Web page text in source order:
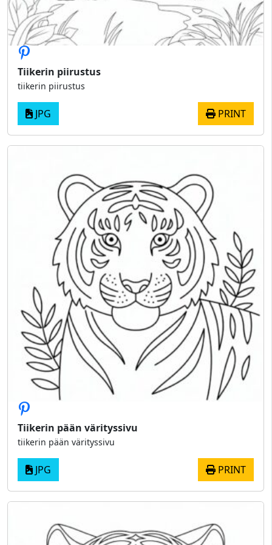
Tiikerin piirustus
tiikerin piirustus
JPG PRINT
Tiikerin pään värityssivu
tiikerin pään värityssivu
JPG PRINT